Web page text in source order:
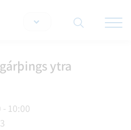
ytra
10:00